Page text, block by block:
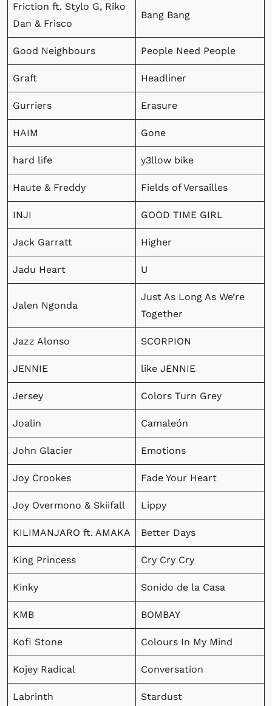
Friction ft. Stylo G, Riko
Dan & Frisco
Bang Bang
Good Neighbours People Need People
Graft Headliner
Gurriers Erasure
HAIM Gone
hard life y3llow bike
Haute & Freddy Fields of Versailles
INJI GOOD TIME GIRL
Jack Garratt Higher
Jadu Heart U
Jalen Ngonda
Just As Long As We’re
Together
Jazz Alonso SCORPION
JENNIE like JENNIE
Jersey Colors Turn Grey
Joalin Camaleón
John Glacier Emotions
Joy Crookes Fade Your Heart
Joy Overmono & Skiifall Lippy
KILIMANJARO ft. AMAKA Better Days
King Princess Cry Cry Cry
Kinky Sonido de la Casa
KMB BOMBAY
Kofi Stone Colours In My Mind
Kojey Radical Conversation
Labrinth Stardust